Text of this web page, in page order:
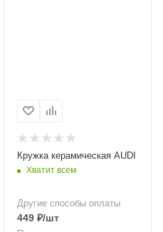
Кружка керамическая AUDI
Хватит всем
Другие способы оплаты
449₽/шт